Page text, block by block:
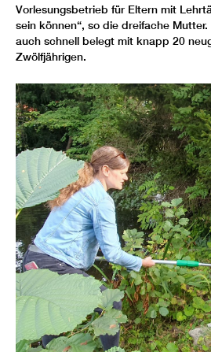
Vorlesungsbetrieb für Eltern mit
sein können“, so die dreifache
auch schnell belegt mit knapp 20
Zwölfjährigen.